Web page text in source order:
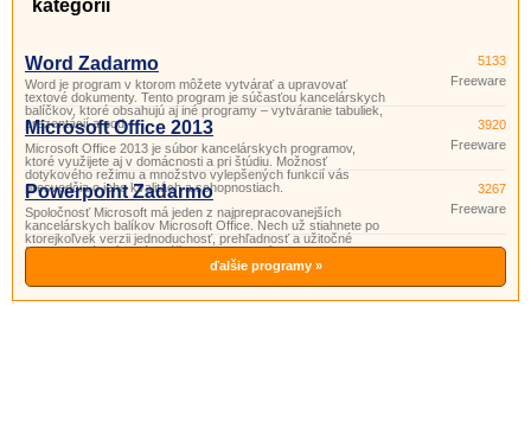
kategórii
Word Zadarmo
Word je program v ktorom môžete vytvárať a upravovať
textové dokumenty. Tento program je súčasťou kancelárskych
balíčkov, ktoré obsahujú aj iné programy – vytváranie tabuliek,
prezentácií a pod.
5133
Freeware
Microsoft Office 2013
Microsoft Office 2013 je súbor kancelárskych programov,
ktoré využijete aj v domácnosti a pri štúdiu. Možnosť
dotykového režimu a množstvo vylepšených funkcií vás
presvedčia o jeho kvalitách a schopnostiach.
3920
Freeware
Powerpoint Zadarmo
Spoločnosť Microsoft má jeden z najprepracovanejších
kancelárskych balíkov Microsoft Office. Nech už stiahnete po
ktorejkoľvek verzii jednoduchosť, prehľadnosť a užitočné
funkcie si vás získajú. Súčasťou tohto balíka je aj program
PowerPoint. Powerpoint je program vhodný na prípravu
3267
Freeware
ďalšie programy »